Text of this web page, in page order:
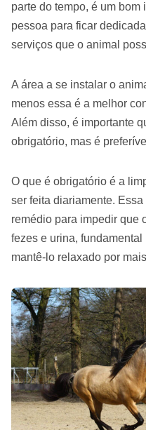
parte do tempo, é um bom
pessoa para ficar
serviços que o animal
A área a se instalar o
menos essa é a melhor
Além disso, é importante
obrigatório, mas é
O que é obrigatório é a
ser feita diariamente.
remédio para impedir que
fezes e urina,
mantê-lo relaxado por